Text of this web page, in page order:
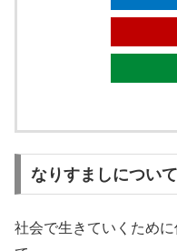
なりすましについて
社会で生きていくため